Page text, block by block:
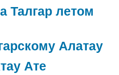
Талгар летом
Алатау
Ате